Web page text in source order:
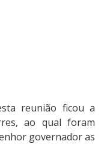
reunião ficou a
ao qual foram
governador as